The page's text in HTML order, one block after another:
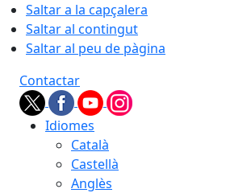
Saltar a la capçalera
Saltar al contingut
Saltar al peu de pàgina
Contactar
Idiomes
Català
Castellà
Anglès